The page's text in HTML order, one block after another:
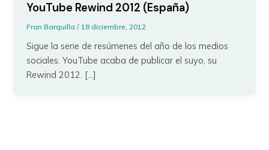
YouTube Rewind 2012 (España)
Fran Barquilla/ 18 diciembre, 2012
Sigue la serie de resúmenes del año de los medios
sociales. YouTube acaba de publicar el suyo, su
Rewind 2012. […]